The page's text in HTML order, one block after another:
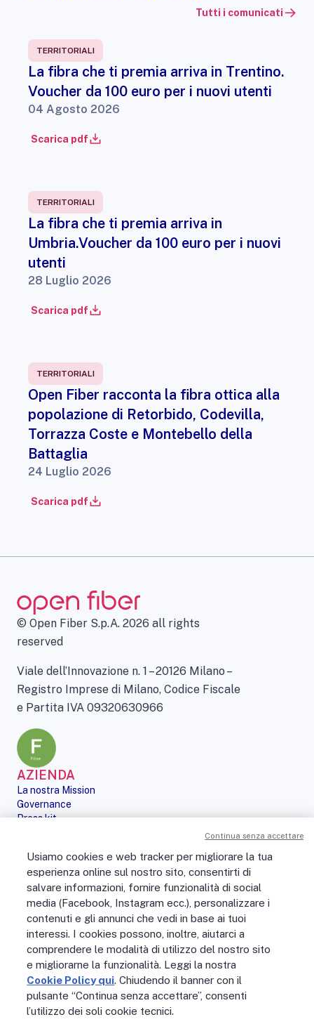
Tutti i comunicati
TERRITORIALI
La fibra che ti premia arriva in Trentino.
Voucher da 100 euro per i nuovi utenti
04 Agosto 2026
Scarica pdf
TERRITORIALI
La fibra che ti premia arriva in
Umbria.Voucher da 100 euro per i nuovi
utenti
28 Luglio 2026
Scarica pdf
TERRITORIALI
Open Fiber racconta la fibra ottica alla
popolazione di Retorbido, Codevilla,
Torrazza Coste e Montebello della
Battaglia
24 Luglio 2026
Scarica pdf
© Open Fiber S.p.A. 2026 all rights
reserved
Viale dell’Innovazione n. 1 – 20126 Milano –
Registro Imprese di Milano, Codice Fiscale
e Partita IVA 09320630966
AZIENDA
La nostra Mission
Governance
Press kit
Digital Services Act
PERSONE
No Fibra? No Party!
Posizioni aperte
La vita in Open Fiber
Lavora con noi
La nostra cultura
MONDO OPEN FIBER
Supporto
Assistenza scavi
Open Fiber Network Solutions
Area Riservata Operatori
Usiamo cookies e web tracker per migliorare la tua
esperienza online sul nostro sito, consentirti di
salvare informazioni, fornire funzionalità di social
media (Facebook, Instagram ecc.), personalizzare i
contenuti e gli annunci che vedi in base ai tuoi
interessi. I cookies possono, inoltre, aiutarci a
comprendere le modalità di utilizzo del nostro sito
e migliorarne la funzionalità. Leggi la nostra
Cookie Policy qui. Chiudendo il banner con il
pulsante “Continua senza accettare”, consenti
l’utilizzo dei soli cookie tecnici.
Continua senza accettare